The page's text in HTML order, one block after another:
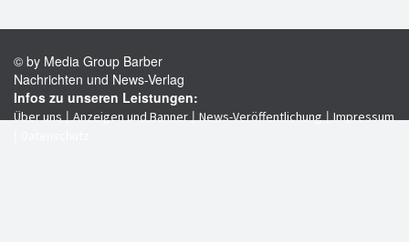
© by Media Group Barber
Nachrichten und News-Verlag
Infos zu unseren Leistungen:
Über uns|Anzeigen und Banner|News-Veröffentlichung|Impressum